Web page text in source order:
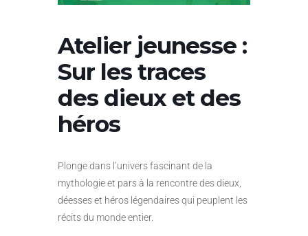
Atelier jeunesse :
Sur les traces
des dieux et des
héros
Plonge dans l’univers fascinant de la
mythologie et pars à la rencontre des dieux,
déesses et héros légendaires qui peuplent les
récits du monde entier.